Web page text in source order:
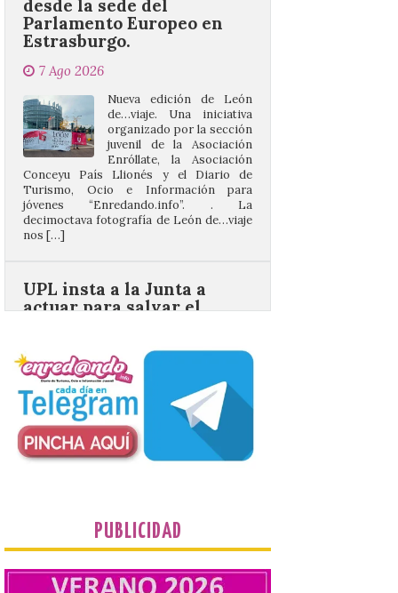
7 Ago 2026
Nueva edición de León
juvenil de la Asociación
Enróllate, la Asociación
Conceyu País Llionés y el Diario de
Turismo, Ocio e Información para
jóvenes “Enredando.info”. . La
decimoctava fotografía de León de…viaje
nos […]
UPL insta a la Junta a
BIC en estado de ruina
Un Bien de Interés
Cultural abandonado
desde 1949. Los
procuradores leonesistas
plantean que la Junta
contacte cuanto antes con los
propietarios para exigirles medidas
inmediatas que frenen el deterioro y el
La Universidad de León
distribuye folletos con la
programación del evento
PUBLICIDAD